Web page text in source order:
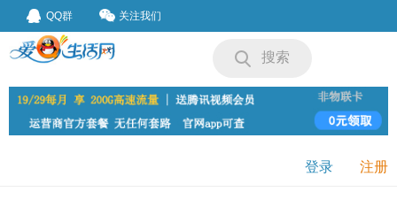
QQ群 关注我们
搜索
登录 注册